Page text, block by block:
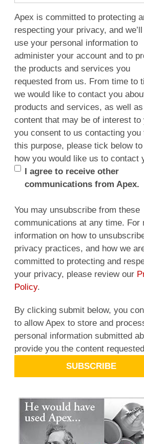
Apex is committed to protecting
respecting your privacy, and
use your personal information to
administer your account and to
the products and services you
requested from us. From time to
we would like to contact you
products and services, as well
content that may be of interest to
you consent to us contacting you
this purpose, please tick below
how you would like us to contact
I agree to receive other
communications from Apex.
You may unsubscribe from these
communications at any time. For
information on how to
privacy practices, and how we
committed to protecting and
your privacy, please review our
Policy.
By clicking submit below, you
to allow Apex to store and
personal information submitted
provide you the content